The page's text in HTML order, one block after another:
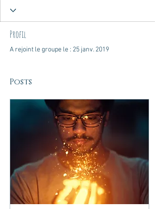
Profil
A rejoint le groupe le : 25 janv. 2019
Posts